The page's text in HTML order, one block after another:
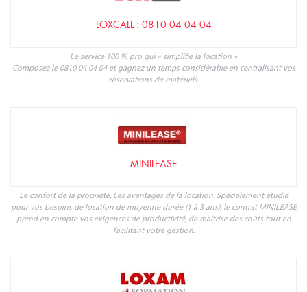
LOXCALL : 0810 04 04 04
Le service 100 % pro qui « simplifie la location »
Composez le 0810 04 04 04 et gagnez un temps considérable en centralisant vos
réservations de matériels.
MINILEASE
Le confort de la propriété, Les avantages de la location. Spécialement étudié
pour vos besoins de location de moyenne durée (1 à 3 ans), le contrat MINILEASE
prend en compte vos exigences de productivité, de maîtrise des coûts tout en
facilitant votre gestion.